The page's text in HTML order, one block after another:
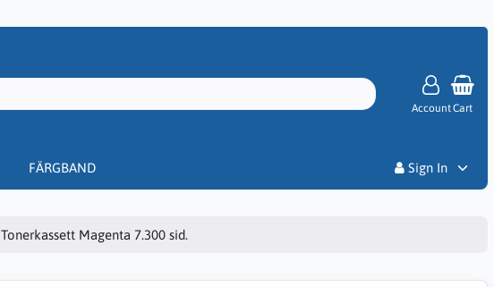
AccountCart
FÄRGBAND
Sign In
Tonerkassett Magenta 7.300 sid.